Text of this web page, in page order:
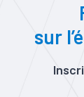
sur